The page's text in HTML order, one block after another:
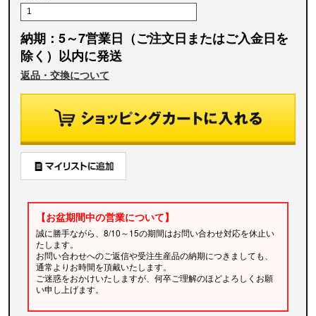
納期：5～7営業日（ご注文日またはご入金日を
除く）以内に発送
返品・交換について
【お盆期間中の営業について】
誠に勝手ながら、8/10～15の期間はお問い合わせ対応を休止い
たします。
お問い合わせへのご返信や受注生産品の納期につきましても、
通常よりお時間を頂戴いたします。
ご迷惑をおかけいたしますが、何卒ご理解のほどよろしくお願
い申し上げます。